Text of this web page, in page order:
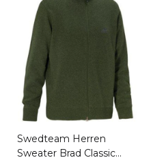
Swedteam Herren
Sweater Brad Classic